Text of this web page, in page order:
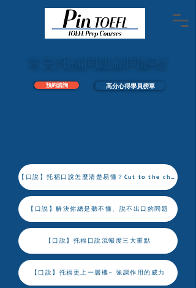
常見托福問題顧問解析
預約諮詢 高分心得學員榜單
【口說】托福口說怎麼清楚易懂？Cut to the chase
【口說】解決你總是聽不懂、說不出口的問題
【口說】托福口說流暢度三大重點
【口說】托福更上一層樓– 強調作用的威力